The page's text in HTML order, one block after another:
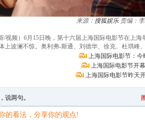
来源： 搜狐娱乐 责编：
/视频）6月15日晚，第十六届上海国际电影节在上
上波澜不惊。奥利弗-斯通、刘德华、徐克、杜琪峰
上海国际电影节：今
上海国际电影节开
上海国际电影节昨天
说两句。